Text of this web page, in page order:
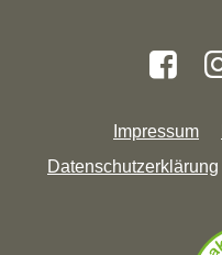
Impressum
Datenschutzerklärung